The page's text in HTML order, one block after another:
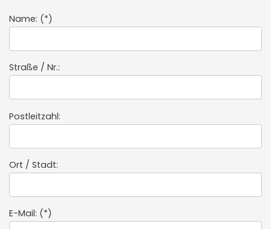
Name: (*)
Straße / Nr.:
Postleitzahl:
Ort / Stadt:
E-Mail: (*)